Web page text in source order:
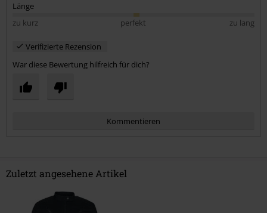
Länge
zu kurz
perfekt zu lang
Verifizierte Rezension
War diese Bewertung hilfreich für dich?
Kommentieren
Zuletzt angesehene Artikel